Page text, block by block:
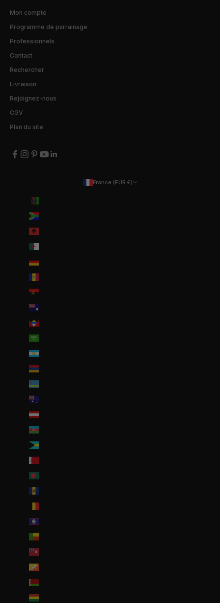
Mon compte
Programme de parrainage
Professionnels
Contact
Rechercher
Livraison
Rejoignez-nous
CGV
Plan du site
France (EUR €)